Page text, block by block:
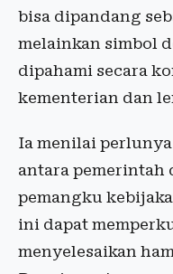
bisa dipandang
melainkan simbol
dipahami secara
kementerian dan
Ia menilai
antara pemerintah
pemangku
ini dapat
menyelesaikan